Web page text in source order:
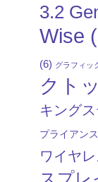
3.2
Wise
(6) グラフィッ
クト
キング
プライアンス
ワイヤレ